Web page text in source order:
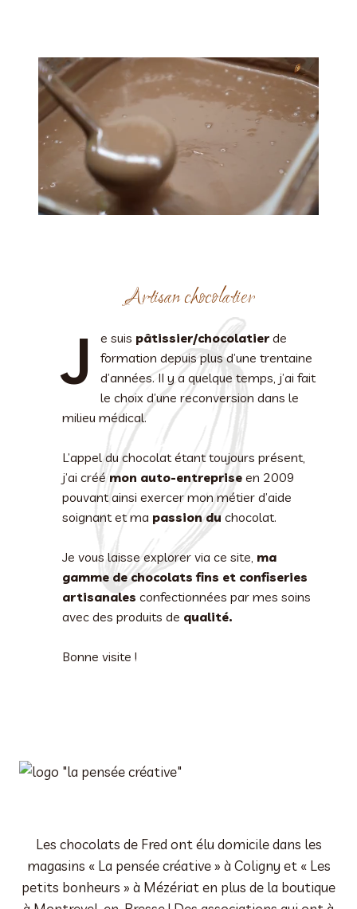
Artisan chocolatier
J e suis pâtissier/chocolatier de
formation depuis plus d’une trentaine
d’années. II y a quelque temps, j’ai fait
le choix d’une reconversion dans le
milieu médical.
L’appel du chocolat étant toujours présent,
j’ai créé mon auto-entreprise en 2009
pouvant ainsi exercer mon métier d’aide
soignant et ma passion duchocolat.
Je vous laisse explorer via ce site, ma
gamme de chocolats fins et confiseries
artisanales confectionnées par mes soins
avec des produits de qualité.
Bonne visite !
Les chocolats de Fred ont élu domicile dans les
magasins « La pensée créative » à Coligny et « Les
petits bonheurs » à Mézériat en plus de la boutique